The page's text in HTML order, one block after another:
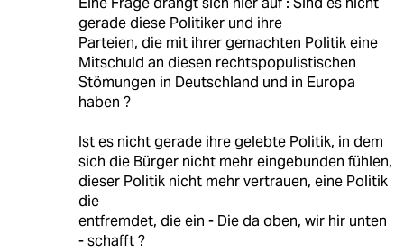
gerade diese Politiker und ihre
Parteien, die mit ihrer gemachten Politik eine
Mitschuld an diesen rechtspopulistischen
Stömungen in Deutschland und in Europa
haben ?
Ist es nicht gerade ihre gelebte Politik, in dem
sich die Bürger nicht mehr eingebunden fühlen,
dieser Politik nicht mehr vertrauen, eine Politik
die
entfremdet, die ein - Die da oben, wir hir unten
- schafft ?